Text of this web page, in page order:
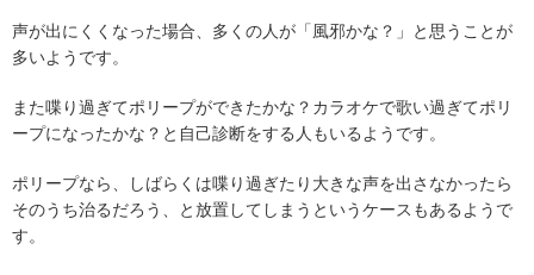
声が出にくくなった場合、多くの人が「風邪かな？」と思うことが
多いようです。
また喋り過ぎてポリープができたかな？カラオケで歌い過ぎてポリ
ープになったかな？と自己診断をする人もいるようです。
ポリープなら、しばらくは喋り過ぎたり大きな声を出さなかったら
そのうち治るだろう、と放置してしまうというケースもあるようで
す。